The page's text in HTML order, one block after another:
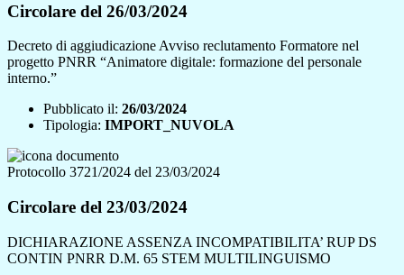
Circolare del 26/03/2024
Decreto di aggiudicazione Avviso reclutamento Formatore nel
progetto PNRR “Animatore digitale: formazione del personale
interno.”
Pubblicato il: 26/03/2024
Tipologia: IMPORT_NUVOLA
Protocollo 3721/2024 del 23/03/2024
Circolare del 23/03/2024
DICHIARAZIONE ASSENZA INCOMPATIBILITA’ RUP DS
CONTIN PNRR D.M. 65 STEM MULTILINGUISMO